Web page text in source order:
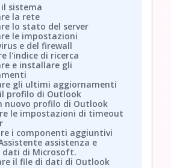
sistema
la rete
lo stato del server
le impostazioni
e del firewall
l'indice di ricerca
e installare gli
gli ultimi aggiornamenti
profilo di Outlook
nuovo profilo di Outlook
le impostazioni di timeout
i componenti aggiuntivi
assistenza e
dati di Microsoft.
il file di dati di Outlook